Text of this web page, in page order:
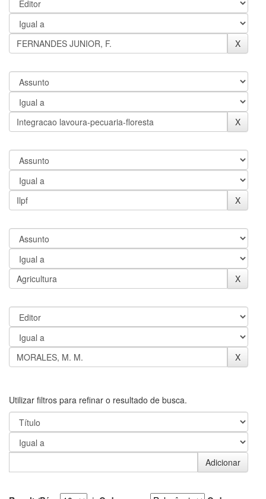
Utilizar filtros para refinar o resultado de busca.